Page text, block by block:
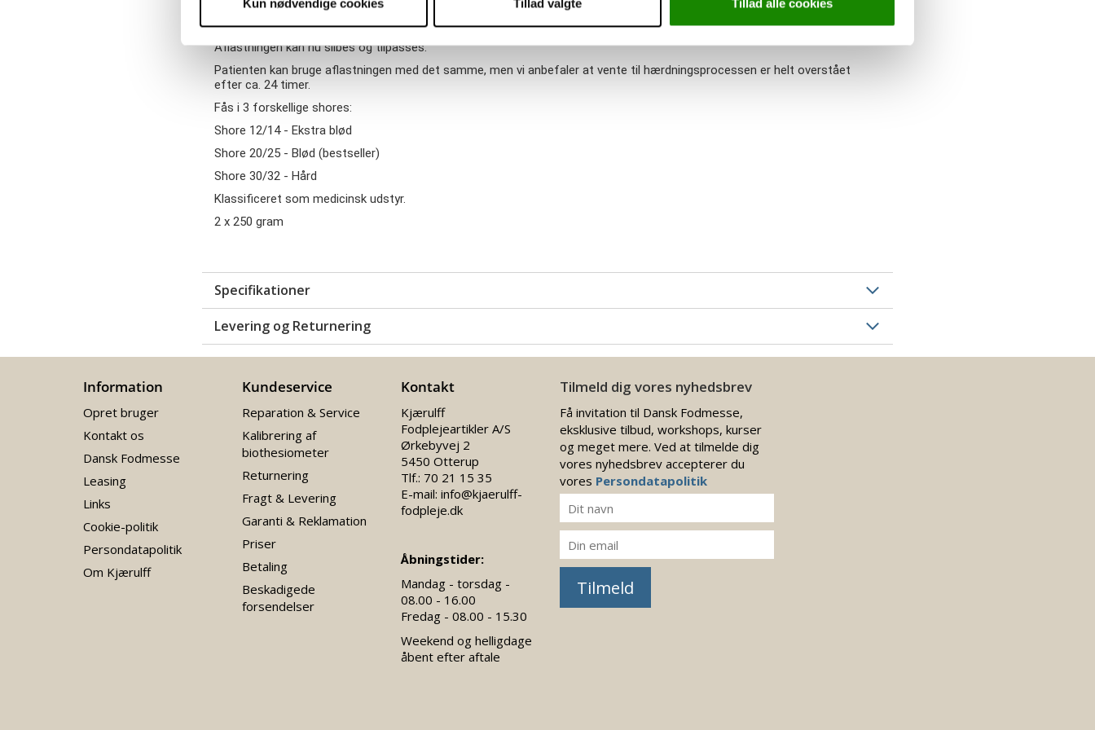
Kun nødvendige cookies Tillad valgte Tillad alle cookies
Når massen er blandet starter hærdningsprocessen, og man har nu ca. 5 min. til at forme aflastningen, inden massen
hærder helt.
Aflastningen kan nu slibes og tilpasses.
Patienten kan bruge aflastningen med det samme, men vi anbefaler at vente til hærdningsprocessen er helt overstået
efter ca. 24 timer.
Fås i 3 forskellige shores:
Shore 12/14 - Ekstra blød
Shore 20/25 -Blød (bestseller)
Shore 30/32 - Hård
Klassificeret som medicinsk udstyr.
2 x 250 gram
Specifikationer
Levering og Returnering
Information
Opret bruger
Kontakt os
Dansk Fodmesse
Leasing
Links
Cookie-politik
Persondatapolitik
Om Kjærulff
Kundeservice
Reparation & Service
Kalibrering af
biothesiometer
Returnering
Fragt & Levering
Garanti & Reklamation
Priser
Betaling
Beskadigede
forsendelser
Kontakt
Kjærulff
Fodplejeartikler A/S
Ørkebyvej 2
5450 Otterup
Tlf.: 70 21 15 35
E-mail: info@kjaerulff-
fodpleje.dk
Åbningstider:
Mandag - torsdag -
08.00 - 16.00
Fredag - 08.00 - 15.30
Weekend og helligdage
åbent efter aftale
Tilmeld dig vores nyhedsbrev
Få invitation til Dansk Fodmesse,
eksklusive tilbud, workshops, kurser
og meget mere. Ved at tilmelde dig
vores nyhedsbrev accepterer du
vores Persondatapolitik
Tilmeld